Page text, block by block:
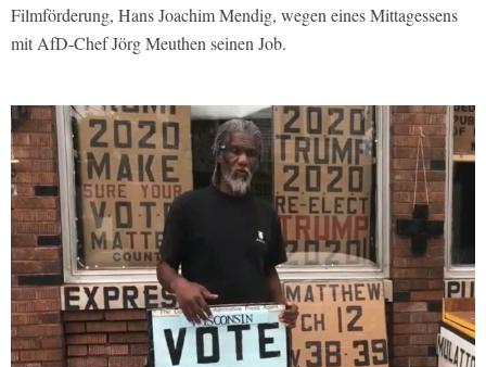
Filmförderung, Hans Joachim Mendig, wegen eines Mittagessens
mit AfD-Chef Jörg Meuthen seinen Job.